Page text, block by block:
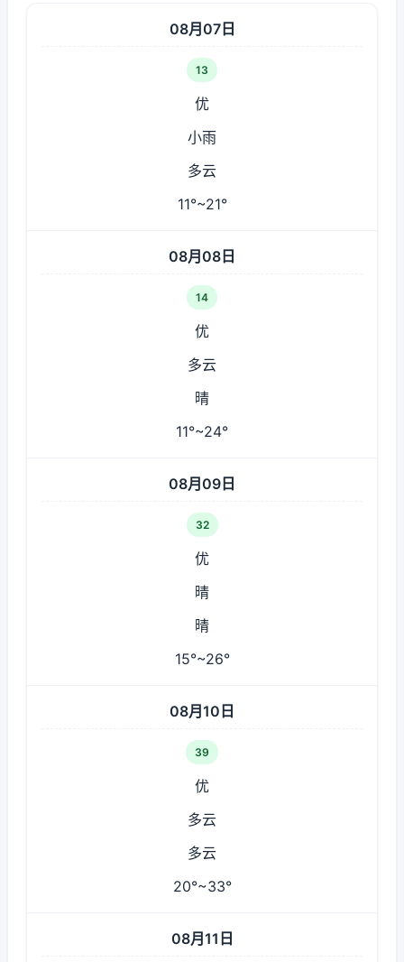
08月07日
13
优
小雨
多云
11°~21°
08月08日
14
优
多云
晴
11°~24°
08月09日
32
优
晴
晴
15°~26°
08月10日
39
优
多云
多云
20°~33°
08月11日